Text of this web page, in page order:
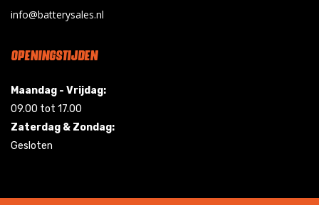
info@batterysales.nl
OPENINGSTIJDEN
Maandag - Vrijdag:
09.00 tot 17.00
Zaterdag & Zondag:
Gesloten